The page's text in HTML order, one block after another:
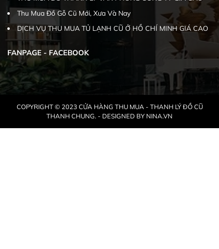
Thu Mua Đồ Gỗ Cũ Mới, Xưa Và Nay
DỊCH VỤ THU MUA TỦ LẠNH CŨ Ở HỒ CHÍ MINH GIÁ CAO
FANPAGE - FACEBOOK
COPYRIGHT © 2023 CỬA HÀNG THU MUA - THANH LÝ ĐỒ CŨ
THANH CHUNG. - DESIGNED BY NINA.VN